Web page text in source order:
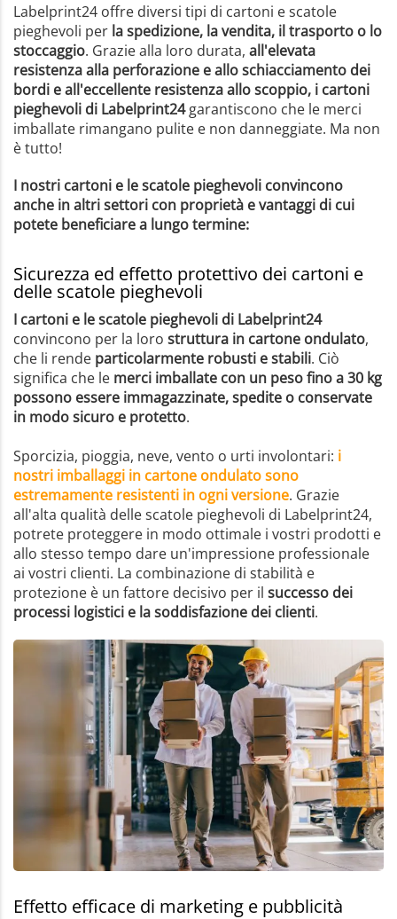
Labelprint24 offre diversi tipi di cartoni e scatole
pieghevoli per la spedizione, la vendita, il trasporto o lo
stoccaggio. Grazie alla loro durata, all'elevata
resistenza alla perforazione e allo schiacciamento dei
bordi e all'eccellente resistenza allo scoppio, i cartoni
pieghevoli di Labelprint24garantiscono che le merci
imballate rimangano pulite e non danneggiate. Ma non
è tutto!
I nostri cartoni e le scatole pieghevoli convincono
anche in altri settori con proprietà e vantaggi di cui
potete beneficiare a lungo termine:
Sicurezza ed effetto protettivo dei cartoni e
delle scatole pieghevoli
I cartoni e le scatole pieghevoli di Labelprint24
convincono per la loro struttura in cartone ondulato,
che li rende particolarmente robusti e stabili. Ciò
significa che le merci imballate con un peso fino a 30 kg
possono essere immagazzinate, spedite o conservate
in modo sicuro e protetto.
Sporcizia, pioggia, neve, vento o urti involontari: i
nostri imballaggi in cartone ondulato sono
estremamente resistenti in ogni versione. Grazie
all'alta qualità delle scatole pieghevoli di Labelprint24,
potrete proteggere in modo ottimale i vostri prodotti e
allo stesso tempo dare un'impressione professionale
ai vostri clienti. La combinazione di stabilità e
protezione è un fattore decisivo per il successo dei
processi logistici e la soddisfazione dei clienti.
Effetto efficace di marketing e pubblicità